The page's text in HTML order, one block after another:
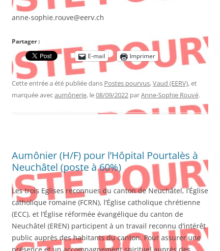
anne-sophie.rouve@eerv.ch
Partager :
E-mail
Imprimer
Cette entrée a été publiée dans Postes pourvus,Vaud (EERV), et
marquée avecaumônerie, le08/09/2022 parAnne-Sophie Rouvé.
Aumônier (H/F) pour l’Hôpital Pourtalès à
Neuchâtel (poste à 60%)
Les trois Eglises reconnues du canton de Neuchâtel, l’Église
catholique romaine (FCRN), l’Église catholique chrétienne
(ECC), et l’Église réformée évangélique du canton de
Neuchâtel (EREN) participent à un travail reconnu d’intérêt
public auprès des habitants du canton. Pour assurer une